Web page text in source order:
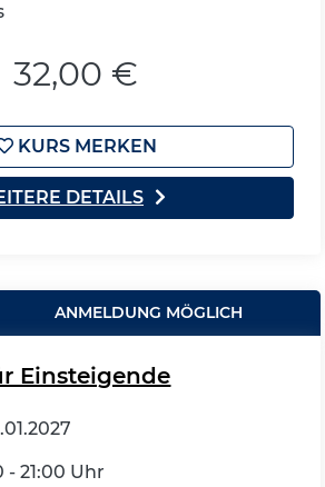
32,00 €
KURS MERKEN
DETAILS
ANMELDUNG MÖGLICH
Einsteigende
- 21:00 Uhr